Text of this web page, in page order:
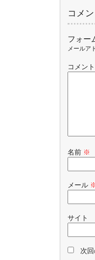
コメン
フォー
メールア
コメント
名前 ※
メール
サイト
次